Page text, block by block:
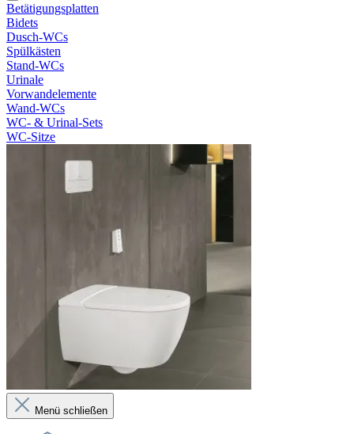
Betätigungsplatten
Bidets
Dusch-WCs
Spülkästen
Stand-WCs
Urinale
Vorwandelemente
Wand-WCs
WC- & Urinal-Sets
WC-Sitze
Menü schließen